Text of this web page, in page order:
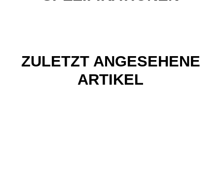
ZULETZT ANGESEHENE
ARTIKEL